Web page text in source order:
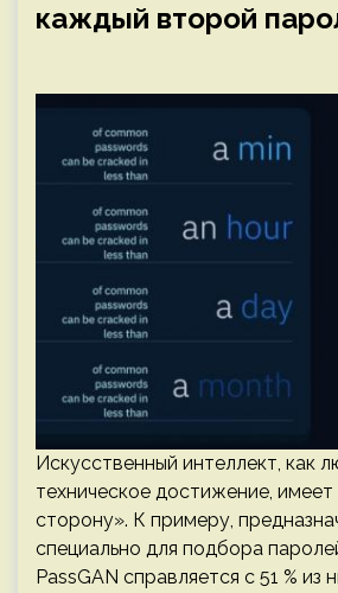
каждый второй
Искусственный интеллект, как
техническое достижение,
сторону». К примеру,
специально для подбора
PassGAN справляется с 51 % из